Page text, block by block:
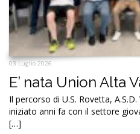
03 Luglio 2026
E’ nata Union Alta
Il percorso di U.S. Rovetta, A.S.D.
iniziato anni fa con il settore
[…]